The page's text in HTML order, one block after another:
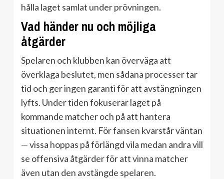
hålla laget samlat under prövningen.
Vad händer nu och möjliga
åtgärder
Spelaren och klubben kan överväga att
överklaga beslutet, men sådana processer tar
tid och ger ingen garanti för att avstängningen
lyfts. Under tiden fokuserar laget på
kommande matcher och på att hantera
situationen internt. För fansen kvarstår väntan
— vissa hoppas på förlängd vila medan andra vill
se offensiva åtgärder för att vinna matcher
även utan den avstängde spelaren.